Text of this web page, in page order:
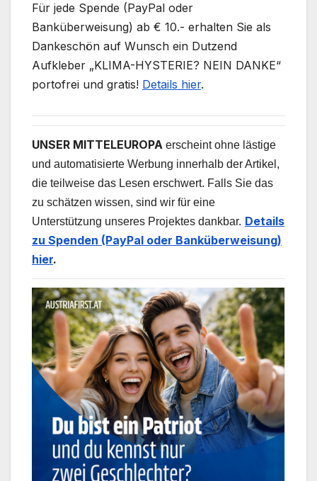
Für jede Spende (PayPal oder
Banküberweisung) ab € 10.- erhalten Sie als
Dankeschön auf Wunsch ein Dutzend
Aufkleber „KLIMA-HYSTERIE? NEIN DANKE“
portofrei und gratis! Details hier.
UNSER MITTELEUROPA erscheint ohne lästige
und automatisierte Werbung innerhalb der Artikel,
die teilweise das Lesen erschwert. Falls Sie das
zu schätzen wissen, sind wir für eine
Unterstützung unseres Projektes dankbar. Details
zu Spenden (PayPal oder Banküberweisung)
hier.